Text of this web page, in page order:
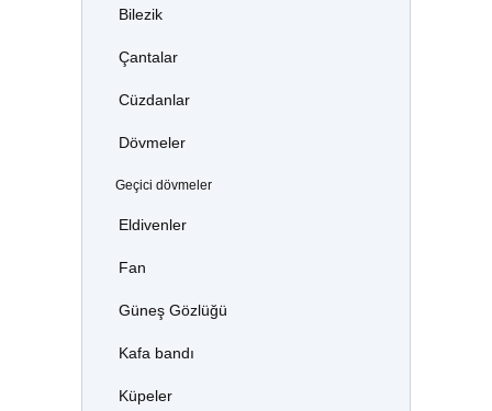
Bilezik
Çantalar
Cüzdanlar
Dövmeler
Geçici dövmeler
Eldivenler
Fan
Güneş Gözlüğü
Kafa bandı
Küpeler